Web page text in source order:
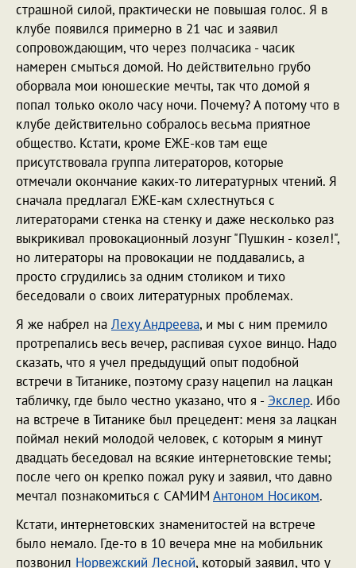
страшной силой, практически не повышая голос. Я в
клубе появился примерно в 21 час и заявил
сопровождающим, что через полчасика - часик
намерен смыться домой. Но действительно грубо
оборвала мои юношеские мечты, так что домой я
попал только около часу ночи. Почему? А потому что в
клубе действительно собралось весьма приятное
общество. Кстати, кроме ЕЖЕ-ков там еще
присутствовала группа литераторов, которые
отмечали окончание каких-то литературных чтений. Я
сначала предлагал ЕЖЕ-кам схлестнуться с
литераторами стенка на стенку и даже несколько раз
выкрикивал провокационный лозунг "Пушкин - козел!",
но литераторы на провокации не поддавались, а
просто сгрудились за одним столиком и тихо
беседовали о своих литературных проблемах.
Я же набрел на Леху Андреева, и мы с ним премило
протрепались весь вечер, распивая сухое винцо. Надо
сказать, что я учел предыдущий опыт подобной
встречи в Титанике, поэтому сразу нацепил на лацкан
табличку, где было честно указано, что я - Экслер. Ибо
на встрече в Титанике был прецедент: меня за лацкан
поймал некий молодой человек, с которым я минут
двадцать беседовал на всякие интернетовские темы;
после чего он крепко пожал руку и заявил, что давно
мечтал познакомиться с САМИМ Антоном Носиком.
Кстати, интернетовских знаменитостей на встрече
было немало. Где-то в 10 вечера мне на мобильник
позвонил Норвежский Лесной, который заявил, что у